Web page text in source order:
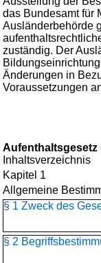
das Bundesamt für
Ausländerbehörde
zuständig. Der
Änderungen in
Voraussetzungen
Aufenthaltsgesetz
Inhaltsverzeichnis
Kapitel 1
Allgemeine
§ 1 Zweck des
§ 2